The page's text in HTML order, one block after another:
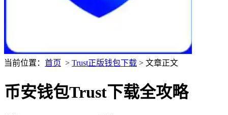
当前位置： 首页 > Trust正版钱包下载 > 文章正文
币安钱包Trust下载全攻略